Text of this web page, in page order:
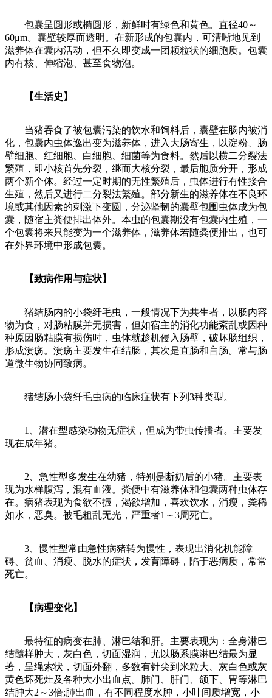
包囊呈圆形或椭圆形，新鲜时有绿色和黄色。直径40～
60μm。囊壁较厚而透明。在新形成的包囊内，可清晰地见到
滋养体在囊内活动，但不久即变成一团颗粒状的细胞质。包囊
内有核、伸缩泡、甚至食物泡。
【生活史】
当猪吞食了被包囊污染的饮水和饲料后，囊壁在肠内被消
化，包囊内虫体逸出变为滋养体，进入大肠寄生，以淀粉、肠
壁细胞、红细胞、白细胞、细菌等为食料。然后以横二分裂法
繁殖，即小核首先分裂，继而大核分裂，最后胞质分开，形成
两个新个体。经过一定时期的无性繁殖后，虫体进行有性接合
生殖，然后又进行二分裂法繁殖。部分新生的滋养体在不良环
境或其他因素的刺激下变圆，分泌坚韧的囊壁包围虫体成为包
囊，随宿主粪便排出体外。本虫的包囊期没有包囊内生殖，一
个包囊将来只能变为一个滋养体，滋养体若随粪便排出，也可
在外界环境中形成包囊。
【致病作用与症状】
猪结肠内的小袋纤毛虫，一般情况下为共生者，以肠内容
物为食，对肠粘膜并无损害，但如宿主的消化功能紊乱或因种
种原因肠粘膜有损伤时，虫体就趁机侵入肠壁，破坏肠组织，
形成溃疡。溃疡主要发生在结肠，其次是直肠和盲肠。常与肠
道微生物协同致病。
猪结肠小袋纤毛虫病的临床症状有下列3种类型。
1、潜在型感染动物无症状，但成为带虫传播者。主要发
现在成年猪。
2、急性型多发生在幼猪，特别是断奶后的小猪。主要表
现为水样腹泻，混有血液。粪便中有滋养体和包囊两种虫体存
在。病猪表现为食欲不振，渴欲增加，喜欢饮水，消瘦，粪稀
如水，恶臭。被毛粗乱无光，严重者1～3周死亡。
3、慢性型常由急性病猪转为慢性，表现出消化机能障
碍、贫血、消瘦、脱水的症状，发育障碍，陷于恶病质，常常
死亡。
【病理变化】
最特征的病变在肺、淋巴结和肝。主要表现为：全身淋巴
结髓样肿大，灰白色，切面湿润，尤以肠系膜淋巴结最为显
著，呈绳索状，切面外翻，多数有针尖到米粒大、灰白色或灰
黄色坏死灶及各种大小出血点。肺门、肝门、颌下、胃等淋巴
结肿大2～3倍;肺出血，有不同程度水肿，小叶间质增宽，小